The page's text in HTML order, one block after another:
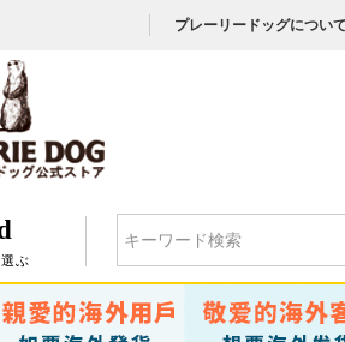
プレーリードッグについて
ぶ